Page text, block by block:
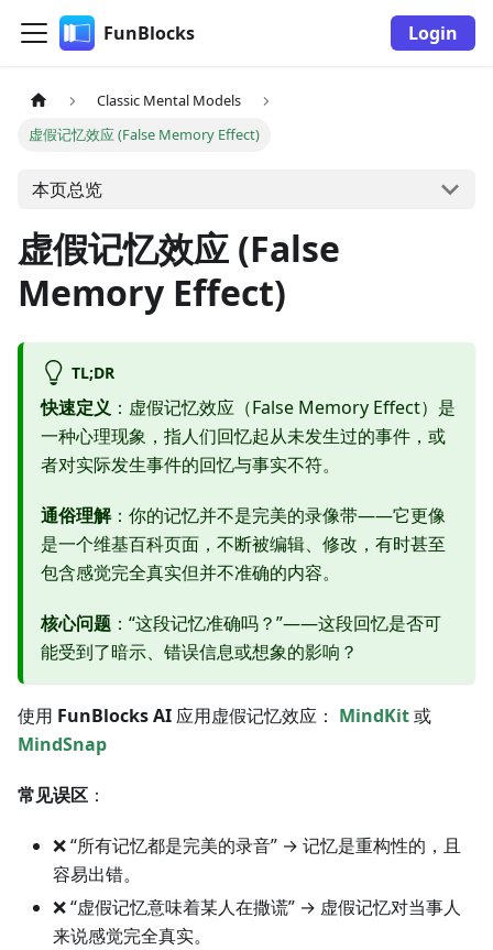
FunBlocks Login
Classic Mental Models
虚假记忆效应 (False Memory Effect)
本页总览
虚假记忆效应 (False
Memory Effect)
TL;DR
快速定义 ：虚假记忆效应（False Memory Effect）是
一种心理现象，指人们回忆起从未发生过的事件，或
者对实际发生事件的回忆与事实不符。
通俗理解：你的记忆并不是完美的录像带——它更像
是一个维基百科页面，不断被编辑、修改，有时甚至
包含感觉完全真实但并不准确的内容。
核心问题 ：“这段记忆准确吗？”——这段回忆是否可
能受到了暗示、错误信息或想象的影响？
使用 FunBlocks AI应用虚假记忆效应： MindKit或
MindSnap
常见误区 ：
❌ “所有记忆都是完美的录音” → 记忆是重构性的，且
容易出错。
❌ “虚假记忆意味着某人在撒谎” → 虚假记忆对当事人
来说感觉完全真实。